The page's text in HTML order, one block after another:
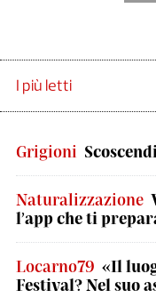
I più letti
Grigioni
Naturalizzazione
l’app che ti
Locarno79 «Il
Festival? Nel suo